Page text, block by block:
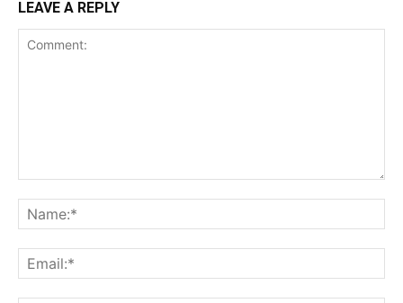
LEAVE A REPLY